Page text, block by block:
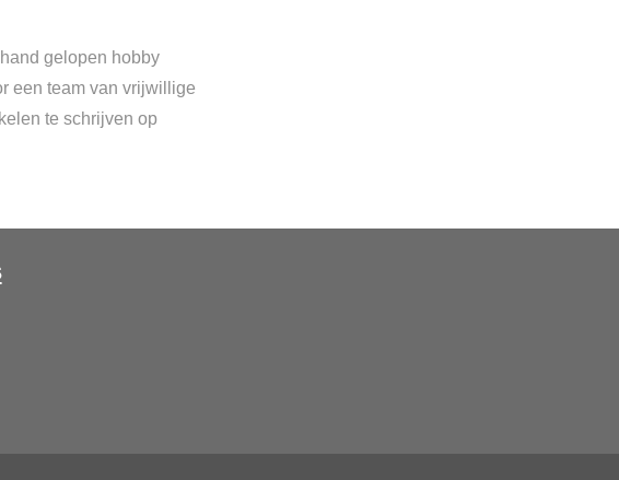
gelopen hobby
een team van vrijwillige
te schrijven op